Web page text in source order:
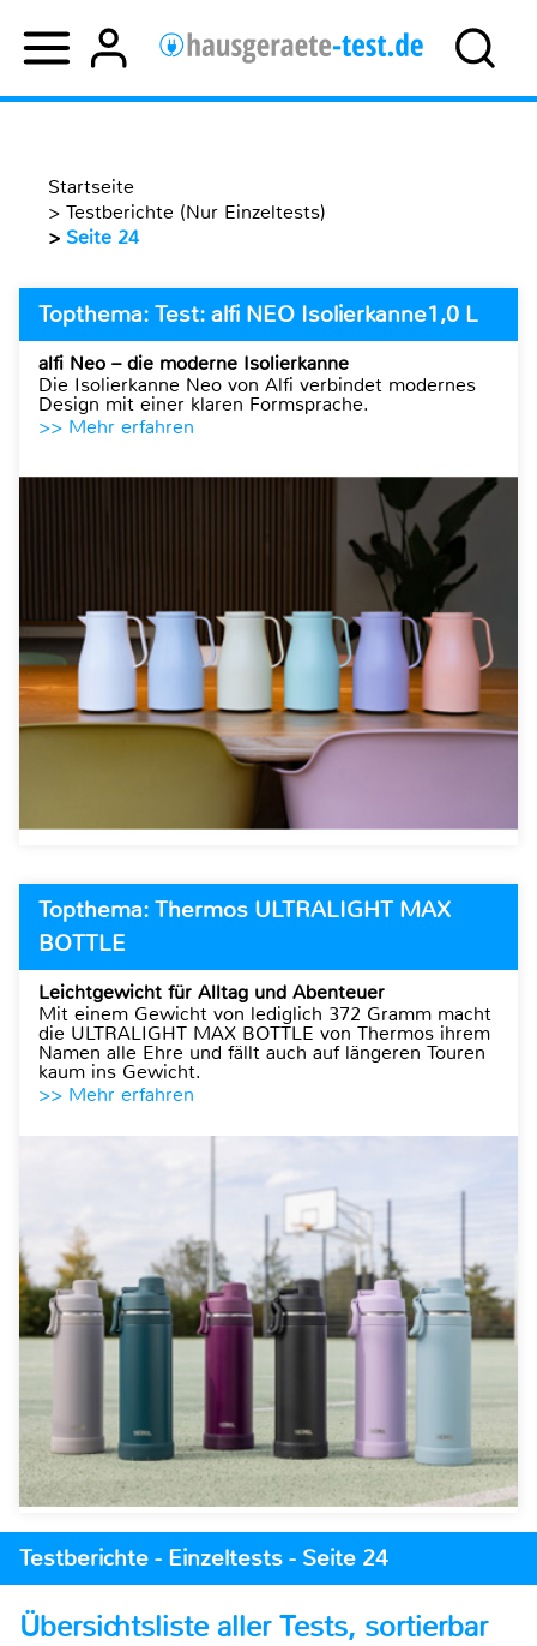
Startseite
> Testberichte (Nur Einzeltests)
> Seite 24
Topthema: Test: alfi NEO Isolierkanne1,0 L
alfi Neo – die moderne Isolierkanne
Die Isolierkanne Neo von Alfi verbindet modernes
Design mit einer klaren Formsprache.
>> Mehr erfahren
Topthema: Thermos ULTRALIGHT MAX
BOTTLE
Leichtgewicht für Alltag und Abenteuer
Mit einem Gewicht von lediglich 372 Gramm macht
die ULTRALIGHT MAX BOTTLE von Thermos ihrem
Namen alle Ehre und fällt auch auf längeren Touren
kaum ins Gewicht.
>> Mehr erfahren
Testberichte - Einzeltests - Seite 24
Übersichtsliste aller Tests, sortierbar